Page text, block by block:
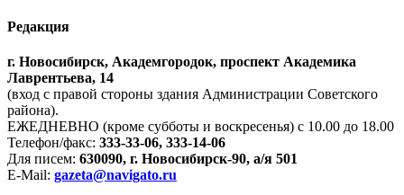
Редакция
г. Новосибирск, Академгородок, проспект Академика
Лаврентьева, 14
(вход с правой стороны здания Администрации Советского
района).
ЕЖЕДНЕВНО (кроме субботы и воскресенья) с 10.00 до 18.00
Телефон/факс: 333-33-06, 333-14-06
Для писем: 630090, г. Новосибирск-90, а/я 501
E-Mail: gazeta@navigato.ru